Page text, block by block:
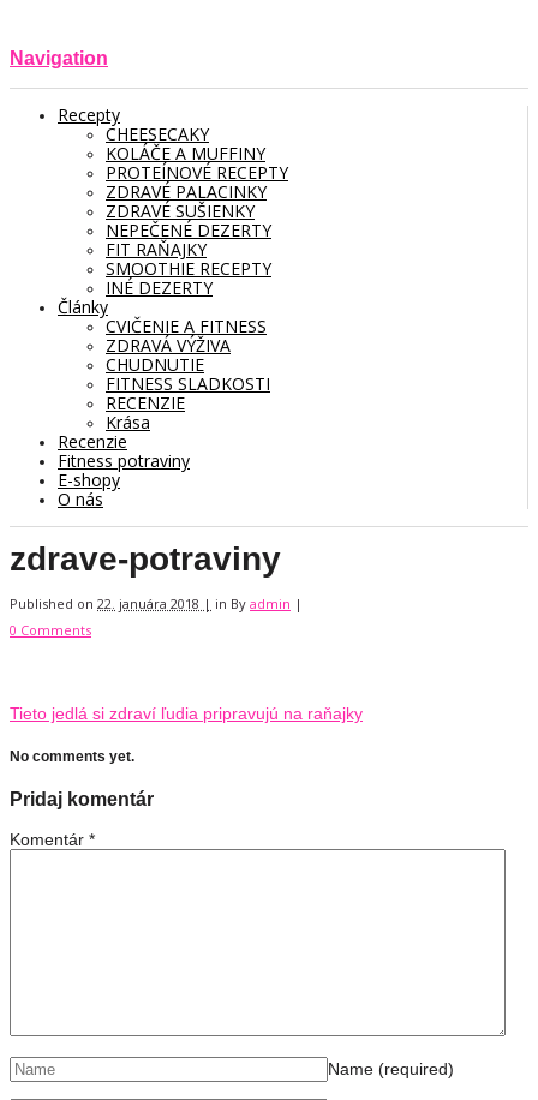
Navigation
Recepty
CHEESECAKY
KOLÁČE A MUFFINY
PROTEÍNOVÉ RECEPTY
ZDRAVÉ PALACINKY
ZDRAVÉ SUŠIENKY
NEPEČENÉ DEZERTY
FIT RAŇAJKY
SMOOTHIE RECEPTY
INÉ DEZERTY
Články
CVIČENIE A FITNESS
ZDRAVÁ VÝŽIVA
CHUDNUTIE
FITNESS SLADKOSTI
RECENZIE
Krása
Recenzie
Fitness potraviny
E-shopy
O nás
zdrave-potraviny
Published on 22. januára 2018 | in By admin |
0 Comments
Tieto jedlá si zdraví ľudia pripravujú na raňajky
No comments yet.
Pridaj komentár
Komentár *
Name (required)